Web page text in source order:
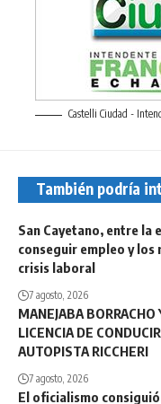
Castelli Ciudad -
También podría
San Cayetano, entre la
conseguir empleo y los
crisis laboral
7 agosto, 2026
MANEJABA BORRACHO
LICENCIA DE
AUTOPISTA RICCHERI
7 agosto, 2026
El oficialismo